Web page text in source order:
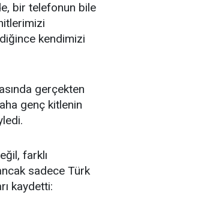
bir telefonun bile
kendimizi
gerçekten
genç kitlenin
farklı
sadece Türk
kaydetti: